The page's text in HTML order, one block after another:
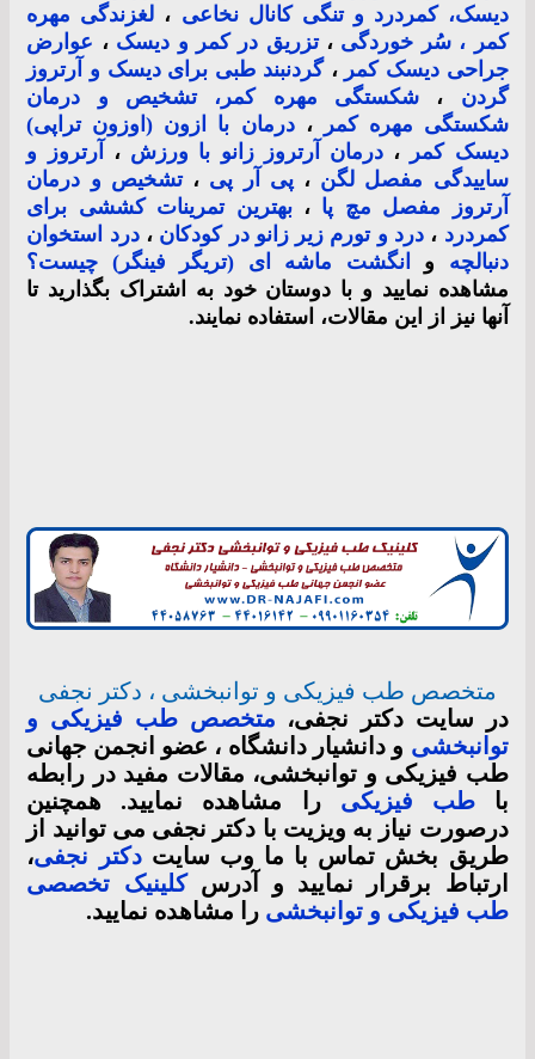
دیسک، کمردرد و تنگی کانال نخاعی ، لغزندگی مهره
کمر ، سُر خوردگی ،تزریق در کمر و دیسک ، عوارض
جراحی دیسک کمر ،گردنبند طبی برای دیسک و آرتروز
گردن ،شکستگی مهره کمر، تشخیص و درمان
شکستگی مهره کمر
،درمان با ازون (اوزون تراپی)
دیسک کمر
،درمان آرتروز زانو با ورزش ،
آرتروز و
ساییدگی مفصل لگن ،پی آر پی ،تشخیص و درمان
آرتروز مفصل مچ پا ،بهترین تمرینات کششی برای
کمردرد ،درد و تورم زیر زانو در کودکان ،درد استخوان
دنبالچه و
انگشت ماشه ای (تریگر فینگر) چیست؟
مشاهده نمایید و با دوستان خود به اشتراک بگذارید تا
آنها نیز از این مقالات، استفاده نمایند.
متخصص طب فیزیکی و توانبخشی ، دکتر نجفی
در سایت دکتر نجفی، متخصص طب فیزیکی و
توانبخشی و دانشیار دانشگاه ، عضو انجمن جهانی
طب فیزیکی و توانبخشی، مقالات مفید در رابطه
باطب فیزیکی را مشاهده نمایید. همچنین
درصورت نیاز به ویزیت با دکتر نجفی می توانید از
طریق بخش تماس با ما وب سایتدکتر نجفی،
ارتباط برقرار نمایید و آدرسکلینیک تخصصی
طب فیزیکی و توانبخشی را مشاهده نمایید.